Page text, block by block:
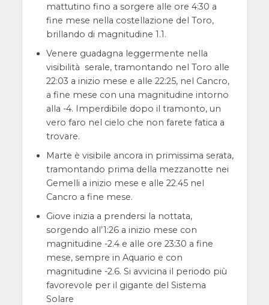
mattutino fino a sorgere alle ore 4:30 a
fine mese nella costellazione del Toro,
brillando di magnitudine 1.1.
Venere guadagna leggermente nella
visibilità serale, tramontando nel Toro alle
22:03 a inizio mese e alle 22:25, nel Cancro,
a fine mese con una magnitudine intorno
alla -4. Imperdibile dopo il tramonto, un
vero faro nel cielo che non farete fatica a
trovare.
Marte è visibile ancora in primissima serata,
tramontando prima della mezzanotte nei
Gemelli a inizio mese e alle 22.45 nel
Cancro a fine mese.
Giove inizia a prendersi la nottata,
sorgendo all’1:26 a inizio mese con
magnitudine -2.4 e alle ore 23:30 a fine
mese, sempre in Aquario e con
magnitudine -2.6. Si avvicina il periodo più
favorevole per il gigante del Sistema
Solare